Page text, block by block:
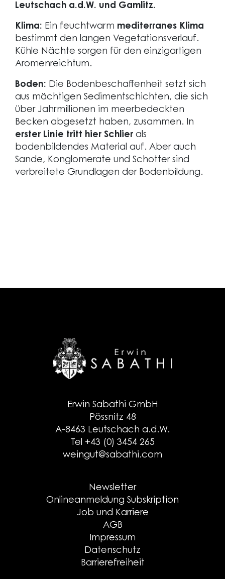
Leutschach a.d.W. und Gamlitz.
Klima: Ein feuchtwarm mediterranes Klima
bestimmt den langen Vegetationsverlauf.
Kühle Nächte sorgen für den einzigartigen
Aromenreichtum.
Boden: Die Bodenbeschaffenheit setzt sich
aus mächtigen Sedimentschichten, die sich
über Jahrmillionen im meerbedeckten
Becken abgesetzt haben, zusammen. In
erster Linie tritt hier Schlier als
bodenbildendes Material auf. Aber auch
Sande, Konglomerate und Schotter sind
verbreitete Grundlagen der Bodenbildung.
Erwin Sabathi GmbH
Pössnitz 48
A-8463 Leutschach a.d.W.
Tel +43 (0) 3454 265
weingut@sabathi.com
Newsletter
Onlineanmeldung Subskription
Job und Karriere
AGB
Impressum
Datenschutz
Barrierefreiheit